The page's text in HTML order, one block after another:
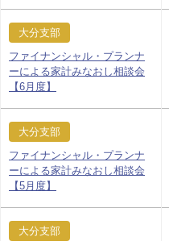
大分支部
ファイナンシャル・プランナ
ーによる家計みなおし相談会
【6月度】
大分支部
ファイナンシャル・プランナ
ーによる家計みなおし相談会
【5月度】
大分支部